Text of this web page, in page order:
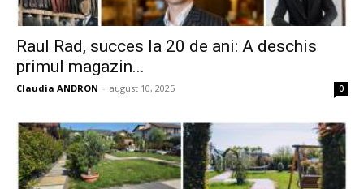
Raul Rad, succes la 20 de ani: A deschis
primul magazin...
Claudia ANDRON - august 10, 2025 0